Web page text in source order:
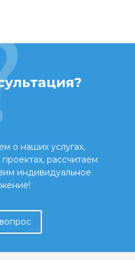
о наших услугах,
рассчитаем
индивидуальное